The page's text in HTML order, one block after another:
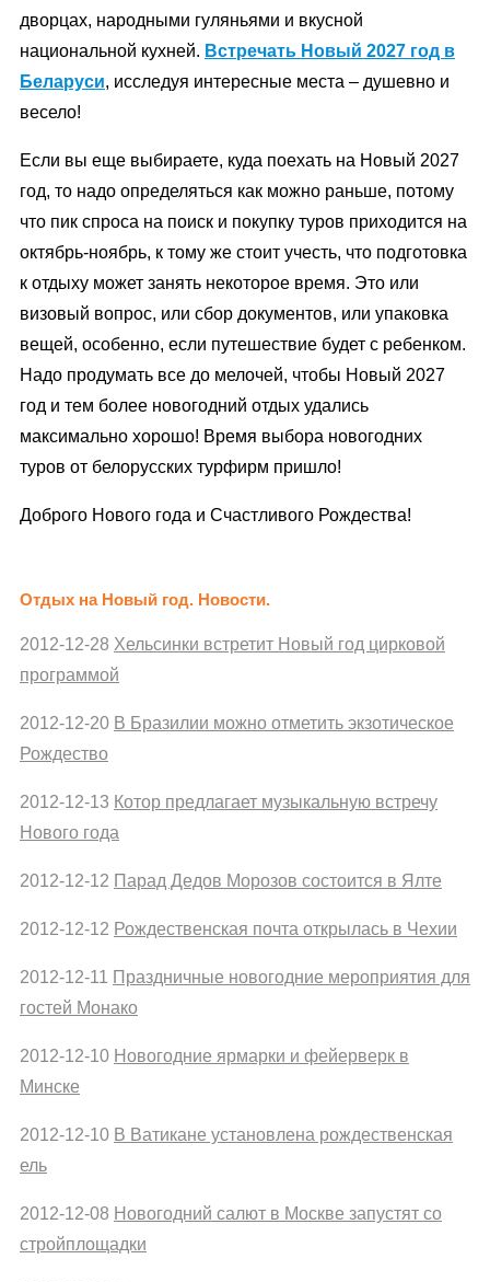
дворцах, народными гуляньями и вкусной
национальной кухней. Встречать Новый 2027 год в
Беларуси, исследуя интересные места – душевно и
весело!
Если вы еще выбираете, куда поехать на Новый 2027
год, то надо определяться как можно раньше, потому
что пик спроса на поиск и покупку туров приходится на
октябрь-ноябрь, к тому же стоит учесть, что подготовка
к отдыху может занять некоторое время. Это или
визовый вопрос, или сбор документов, или упаковка
вещей, особенно, если путешествие будет с ребенком.
Надо продумать все до мелочей, чтобы Новый 2027
год и тем более новогодний отдых удались
максимально хорошо! Время выбора новогодних
туров от белорусских турфирм пришло!
Доброго Нового года и Счастливого Рождества!
Отдых на Новый год. Новости.
2012-12-28 Хельсинки встретит Новый год цирковой
программой
2012-12-20 В Бразилии можно отметить экзотическое
Рождество
2012-12-13 Котор предлагает музыкальную встречу
Нового года
2012-12-12 Парад Дедов Морозов состоится в Ялте
2012-12-12 Рождественская почта открылась в Чехии
2012-12-11 Праздничные новогодние мероприятия для
гостей Монако
2012-12-10 Новогодние ярмарки и фейерверк в
Минске
2012-12-10 В Ватикане установлена рождественская
ель
2012-12-08 Новогодний салют в Москве запустят со
стройплощадки